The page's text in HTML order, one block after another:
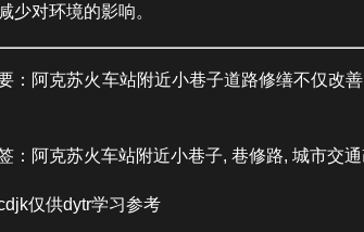
少对环境的影响。
：阿克苏火车站附近小巷子道路修缮不仅改
：阿克苏火车站附近小巷子, 巷修路, 城市交
仅供dytr学习参考